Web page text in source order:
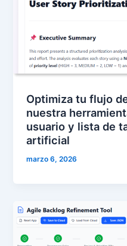
Optimiza tu flujo
nuestra
usuario y lista de
artificial
marzo 6, 2026